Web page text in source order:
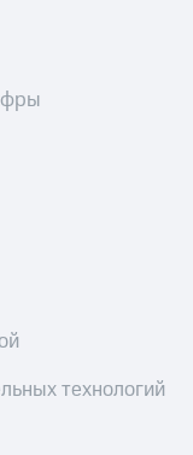
технологий